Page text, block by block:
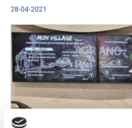
28-04-2021